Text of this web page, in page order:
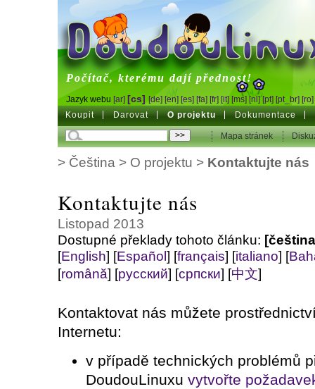
DoudouLinux
Počítač, kterému dají přednost!
Jazyk webu [ar] [cs] [de] [en] [es] [fa] [fr] [it] [ms] [nl] [pt] [pt_br] [ro]
Koupit Darovat O projektu Dokumentace
Mapa stránek
> Čeština > O projektu > Kontaktujte nás
Kontaktujte nás
Listopad 2013
Dostupné překlady tohoto článku:
[English] [Español] [français] [italiano] [
[română] [русский] [српски] [中文]
Kontaktovat nás můžete
Internetu:
v případě technických problémů
DoudouLinuxu vytvořte